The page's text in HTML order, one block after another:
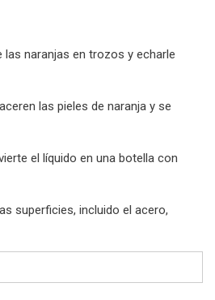
naranjas en trozos y echarle
las pieles de naranja y se
el líquido en una botella con
superficies, incluido el acero,